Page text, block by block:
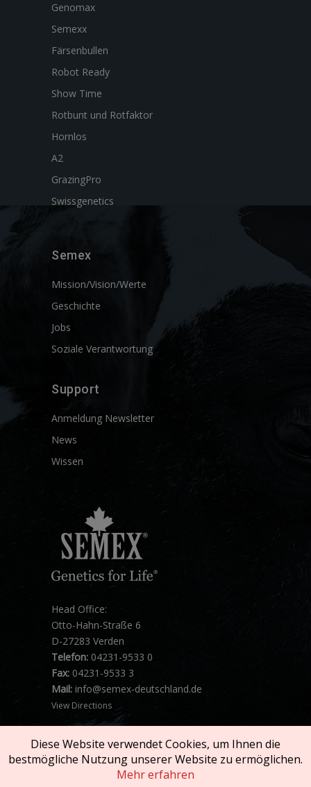
Genomax
Semexx
Färsenbullen
Robot Ready
Show Time
Rotbunt und Rotfaktor
Hornlos
A2
GrazingPro
Swissgenetics
Semex
Mission/Vision/Werte
Geschichte
Jobs
Soziale Verantwortung
Support
Anmeldung Newsletter
News
Wissen
Head Office:
Otto-Hahn-Straße 6
D-27283 Verden
Telefon: 04231-9533 0
Fax: 04231-9533 3
Mail: info@semex-deutschland.de
View Directions
Diese Website verwendet Cookies, um Ihnen die
bestmögliche Nutzung unserer Website zu ermöglichen.
Mehr erfahren